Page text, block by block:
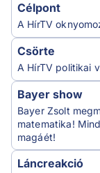
Célpont
A HírTV
Csörte
A HírTV politikai
Bayer show
Bayer Zsolt
matematika!
magáét!
Láncreakció